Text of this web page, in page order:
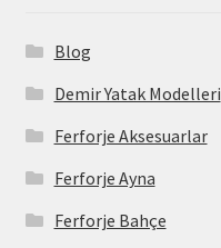
Blog
Demir Yatak Modelleri
Ferforje Aksesuarlar
Ferforje Ayna
Ferforje Bahçe